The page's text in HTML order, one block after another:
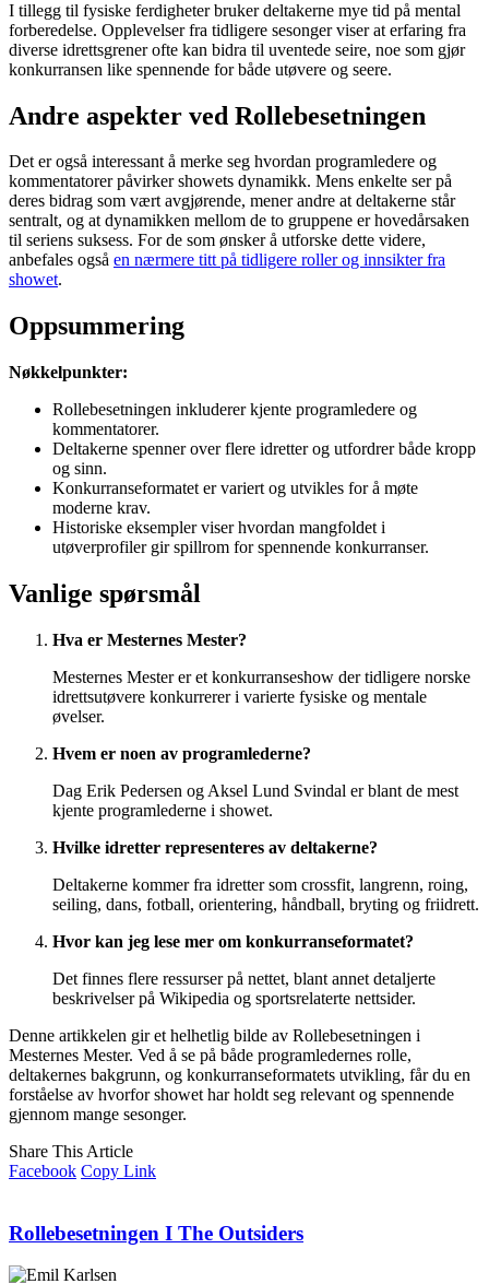
I tillegg til fysiske ferdigheter bruker deltakerne mye tid på mental
forberedelse. Opplevelser fra tidligere sesonger viser at erfaring fra
diverse idrettsgrener ofte kan bidra til uventede seire, noe som gjør
konkurransen like spennende for både utøvere og seere.
Andre aspekter ved Rollebesetningen
Det er også interessant å merke seg hvordan programledere og
kommentatorer påvirker showets dynamikk. Mens enkelte ser på
deres bidrag som vært avgjørende, mener andre at deltakerne står
sentralt, og at dynamikken mellom de to gruppene er hovedårsaken
til seriens suksess. For de som ønsker å utforske dette videre,
anbefales også en nærmere titt på tidligere roller og innsikter fra
showet.
Oppsummering
Nøkkelpunkter:
Rollebesetningen inkluderer kjente programledere og
kommentatorer.
Deltakerne spenner over flere idretter og utfordrer både kropp
og sinn.
Konkurranseformatet er variert og utvikles for å møte
moderne krav.
Historiske eksempler viser hvordan mangfoldet i
utøverprofiler gir spillrom for spennende konkurranser.
Vanlige spørsmål
Hva er Mesternes Mester?
Mesternes Mester er et konkurranseshow der tidligere norske
idrettsutøvere konkurrerer i varierte fysiske og mentale
øvelser.
Hvem er noen av programlederne?
Dag Erik Pedersen og Aksel Lund Svindal er blant de mest
kjente programlederne i showet.
Hvilke idretter representeres av deltakerne?
Deltakerne kommer fra idretter som crossfit, langrenn, roing,
seiling, dans, fotball, orientering, håndball, bryting og friidrett.
Hvor kan jeg lese mer om konkurranseformatet?
Det finnes flere ressurser på nettet, blant annet detaljerte
beskrivelser på Wikipedia og sportsrelaterte nettsider.
Denne artikkelen gir et helhetlig bilde av Rollebesetningen i
Mesternes Mester. Ved å se på både programledernes rolle,
deltakernes bakgrunn, og konkurranseformatets utvikling, får du en
forståelse av hvorfor showet har holdt seg relevant og spennende
gjennom mange sesonger.
Share This Article
Facebook Copy Link
Rollebesetningen I The Outsiders